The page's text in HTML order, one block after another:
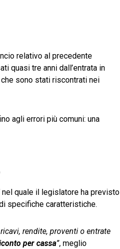
relativo al precedente
quasi tre anni dall’entrata in
sono stati riscontrati nei
agli errori più comuni: una
nel quale il legislatore ha previsto
specifiche caratteristiche.
rendite, proventi o entrate
per cassa”, meglio